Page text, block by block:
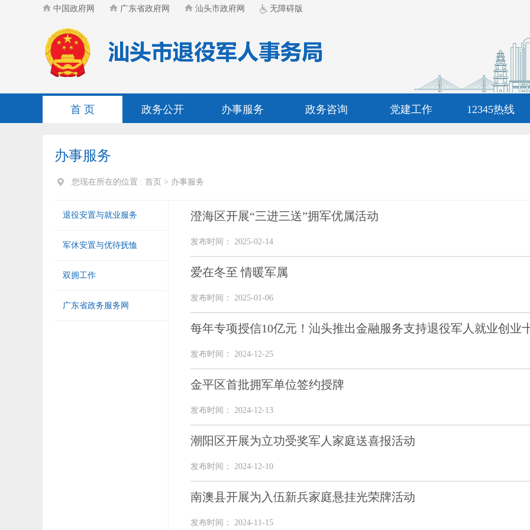
中国政府网 广东省政府网 汕头市政府网 无障碍版
首 页 政务公开 办事服务 政务咨询 党建工作 12345热线
办事服务
您现在所在的位置 : 首页 > 办事服务
退役安置与就业服务
军休安置与优待抚恤
双拥工作
广东省政务服务网
澄海区开展“三进三送”拥军优属活动
发布时间： 2025-02-14
爱在冬至 情暖军属
发布时间： 2025-01-06
每年专项授信10亿元！汕头推出金融服务支持退役军人就业创业
发布时间： 2024-12-25
金平区首批拥军单位签约授牌
发布时间： 2024-12-13
潮阳区开展为立功受奖军人家庭送喜报活动
发布时间： 2024-12-10
南澳县开展为入伍新兵家庭悬挂光荣牌活动
发布时间： 2024-11-15